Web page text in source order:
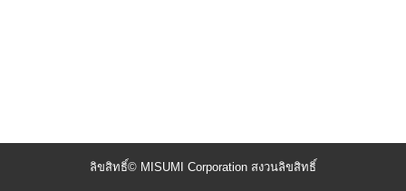
ลิขสิทธิ์© MISUMI Corporation สงวนลิขสิทธิ์